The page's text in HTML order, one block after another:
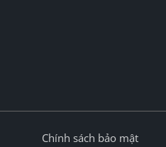
Chính sách bảo mật